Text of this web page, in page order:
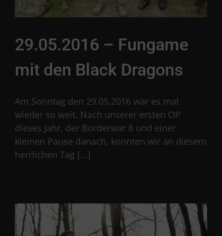
29.05.2016 – Fungame
mit den Black Dragons
Am Sonntag den 29.05.2016 war es mal
wieder so weit. Nach unserer ersten OP
dieses Jahr, der Borderwar 8 und einer
kleinen Pause danach, konnten wir an diesem
herrlichen Tag [...]